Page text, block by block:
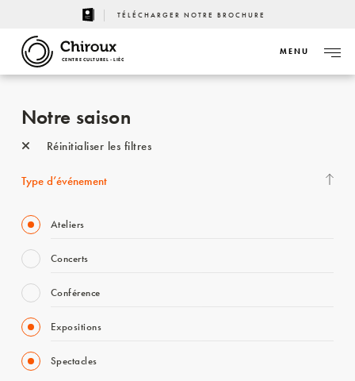
TÉLÉCHARGER NOTRE BROCHURE
CENTRE CULTUREL - LIÈGE
MENU
Notre saison
Réinitialiser les filtres
Type d’événement
Ateliers
Concerts
Conférence
Expositions
Spectacles